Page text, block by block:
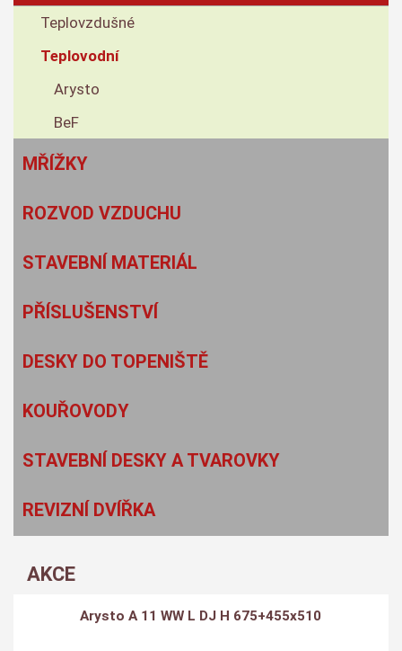
Teplovzdušné
Teplovodní
Arysto
BeF
MŘÍŽKY
ROZVOD VZDUCHU
STAVEBNÍ MATERIÁL
PŘÍSLUŠENSTVÍ
DESKY DO TOPENIŠTĚ
KOUŘOVODY
STAVEBNÍ DESKY A TVAROVKY
REVIZNÍ DVÍŘKA
AKCE
Arysto A 11 WW L DJ H 675+455x510